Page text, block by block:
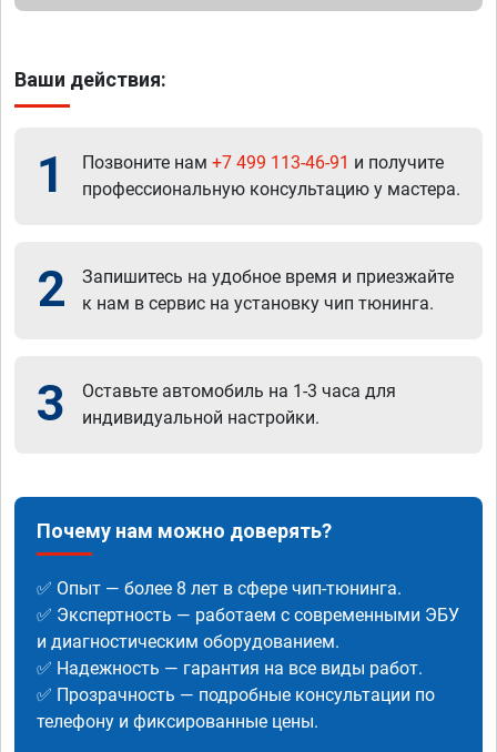
Ваши действия:
1 Позвоните нам +7 499 113-46-91 и получите
профессиональную консультацию у мастера.
2
Запишитесь на удобное время и приезжайте
к нам в сервис на установку чип тюнинга.
3
Оставьте автомобиль на 1-3 часа для
индивидуальной настройки.
Почему нам можно доверять?
✅ Опыт — более 8 лет в сфере чип-тюнинга.
✅ Экспертность — работаем с современными ЭБУ
и диагностическим оборудованием.
✅ Надежность — гарантия на все виды работ.
✅ Прозрачность — подробные консультации по
телефону и фиксированные цены.